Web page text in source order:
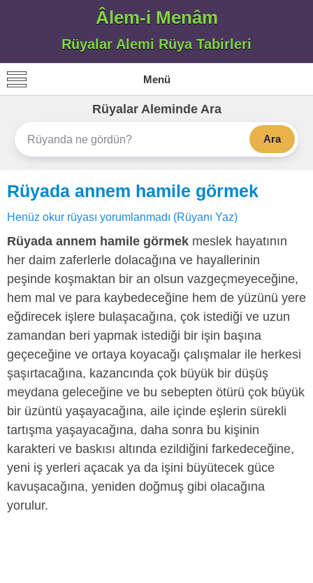
Âlem-i Menâm
Rüyalar Alemi Rüya Tabirleri
Menü
Rüyalar Aleminde Ara
Ara
Rüyada annem hamile görmek
Henüz okur rüyası yorumlanmadı (Rüyanı Yaz)
Rüyada annem hamile görmek meslek hayatının
her daim zaferlerle dolacağına ve hayallerinin
peşinde koşmaktan bir an olsun vazgeçmeyeceğine,
hem mal ve para kaybedeceğine hem de yüzünü yere
eğdirecek işlere bulaşacağına, çok istediği ve uzun
zamandan beri yapmak istediği bir işin başına
geçeceğine ve ortaya koyacağı çalışmalar ile herkesi
şaşırtacağına, kazancında çok büyük bir düşüş
meydana geleceğine ve bu sebepten ötürü çok büyük
bir üzüntü yaşayacağına, aile içinde eşlerin sürekli
tartışma yaşayacağına, daha sonra bu kişinin
karakteri ve baskısı altında ezildiğini farkedeceğine,
yeni iş yerleri açacak ya da işini büyütecek güce
kavuşacağına, yeniden doğmuş gibi olacağına
yorulur.